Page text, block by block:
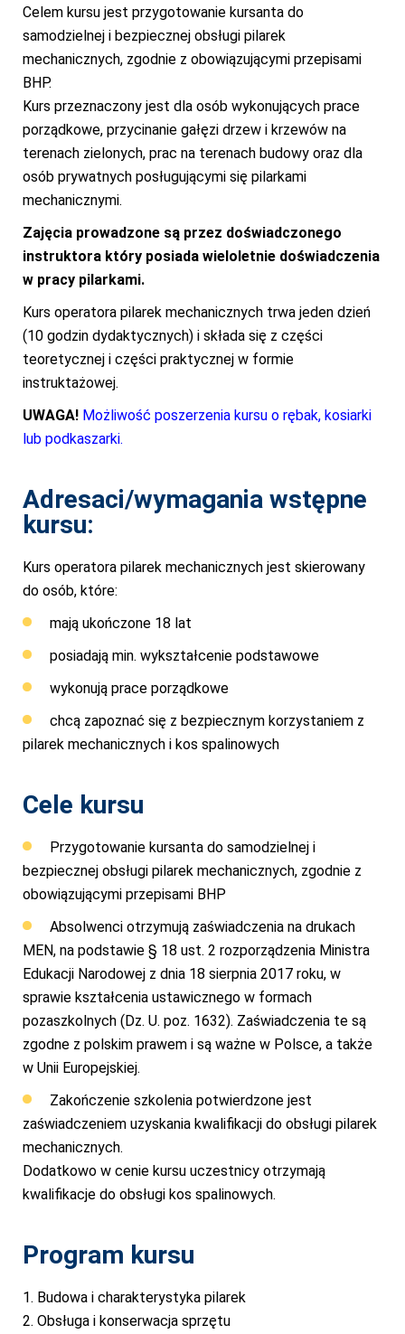
Celem kursu jest przygotowanie kursanta do
samodzielnej i bezpiecznej obsługi pilarek
mechanicznych, zgodnie z obowiązującymi przepisami
BHP.
Kurs przeznaczony jest dla osób wykonujących prace
porządkowe, przycinanie gałęzi drzew i krzewów na
terenach zielonych, prac na terenach budowy oraz dla
osób prywatnych posługującymi się pilarkami
mechanicznymi.
Zajęcia prowadzone są przez doświadczonego
instruktora który posiada wieloletnie doświadczenia
w pracy pilarkami.
Kurs operatora pilarek mechanicznych trwa jeden dzień
(10 godzin dydaktycznych) i składa się z części
teoretycznej i części praktycznej w formie
instruktażowej.
UWAGA! Możliwość poszerzenia kursu o rębak, kosiarki
lub podkaszarki.
Adresaci/wymagania wstępne
kursu:
Kurs operatora pilarek mechanicznych jest skierowany
do osób, które:
mają ukończone 18 lat
posiadają min. wykształcenie podstawowe
wykonują prace porządkowe
chcą zapoznać się z bezpiecznym korzystaniem z
pilarek mechanicznych i kos spalinowych
Cele kursu
Przygotowanie kursanta do samodzielnej i
bezpiecznej obsługi pilarek mechanicznych, zgodnie z
obowiązującymi przepisami BHP
Absolwenci otrzymują zaświadczenia na drukach
MEN, na podstawie § 18 ust. 2 rozporządzenia Ministra
Edukacji Narodowej z dnia 18 sierpnia 2017 roku, w
sprawie kształcenia ustawicznego w formach
pozaszkolnych (Dz. U. poz. 1632). Zaświadczenia te są
zgodne z polskim prawem i są ważne w Polsce, a także
w Unii Europejskiej.
Zakończenie szkolenia potwierdzone jest
zaświadczeniem uzyskania kwalifikacji do obsługi pilarek
mechanicznych.
Dodatkowo w cenie kursu uczestnicy otrzymają
kwalifikacje do obsługi kos spalinowych.
Program kursu
1. Budowa i charakterystyka pilarek
2. Obsługa i konserwacja sprzętu